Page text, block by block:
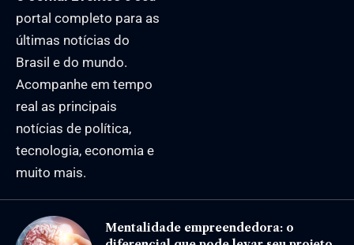
portal completo para as
últimas notícias do
Brasil e do mundo.
Acompanhe em tempo
real as principais
notícias de política,
tecnologia, economia e
muito mais.
Mentalidade empreendedora: o